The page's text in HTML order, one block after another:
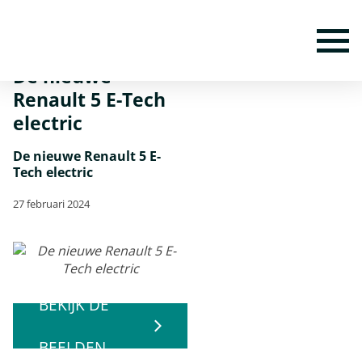
De nieuwe
Renault 5 E-Tech
electric
De nieuwe Renault 5 E-
Tech electric
27 februari 2024
BEKIJK DE
BEELDEN